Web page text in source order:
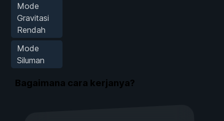
Mode
Gravitasi
Rendah
Mode
Siluman
Bagaimana cara kerjanya?